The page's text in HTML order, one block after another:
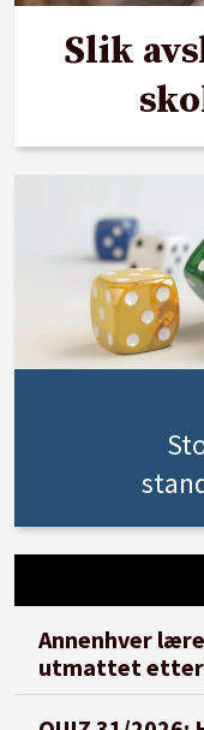
Slik
Annenhver
utmattet etter